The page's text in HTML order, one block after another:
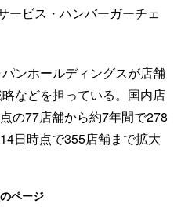
ービス・ハンバーガーチェ
ンホールディングスが店舗
などを担っている。国内店
の77店舗から約7年間で278
日時点で355店舗まで拡大
ページ